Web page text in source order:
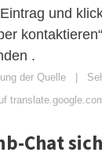
und
.
der Quelle |
Chat